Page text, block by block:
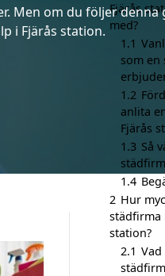
Men om du följer denna
i Fjärås station.
Fjärås
med?
1.1
som en
1.2
anlita
Fjärås
1.3 Så
1.4
2 Hur
städfirma
station?
2.1